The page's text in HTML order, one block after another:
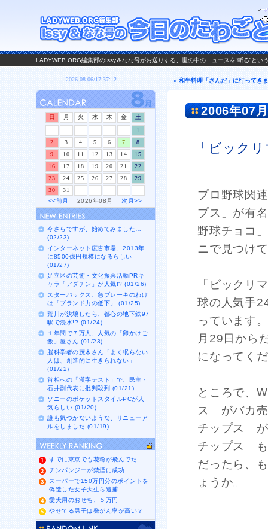
LADYWEB.ORG編集部のIssy＆なな号がお送りする、世の中のニュースを“斬る”と
« 和牛料理「さんだ」に行ってき
2006年07
「ビック
プロ野球関
プス」が有
野球チョコ
ニで見つけ
「ビックリ
球の人気手
っています
月29日から
になってく
ところで、
ス」がバカ
チップス」
チップス」
だったら、
ょうか。
日 月 火 水 木 金
土
1
2
3 4 5 6 7
8
9
10 11 12 13 14
15
16
17 18 19 20 21
22
23
24 25 26 27 28
29
30
31
<<前月
2026年08月次月>>
今さらですが、始めてみました…
(02/23)
インターネット広告市場、2013年
に8500億円規模になるらしい
(01/27)
足立区の芸術・文化振興活動PRキ
ャラ「アダチン」が人気!? (01/26)
スターバックス、急ブレーキのわけ
は「ブランド力の低下」 (01/25)
荒川が決壊したら、都心の地下鉄97
駅で浸水!? (01/24)
１年間で７万人、人気の「卵かけご
飯」屋さん (01/23)
脳科学者の茂木さん「よく眠らない
人は、創造的に生きられない」
(01/22)
首相への「漢字テスト」で、民主・
石井副代表に批判殺到 (01/21)
ソニーのポケットスタイルPCが人
気らしい (01/20)
誰も気づかないような、リニューア
ルをしました (01/19)
すでに東京でも花粉が飛んでた…
チンパンジーが禁煙に成功
スーパーで150万円分のポイントを
偽造した女子大生ら逮捕
愛犬用のおせち、５万円
やせてる男子は発がん率が高い？